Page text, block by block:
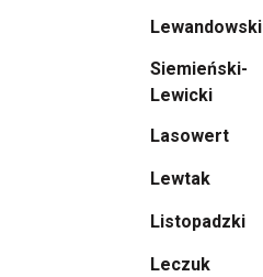
Lewandowski
Siemieński-
Lewicki
Lasowert
Lewtak
Listopadzki
Leczuk